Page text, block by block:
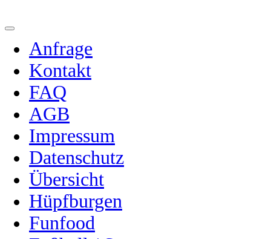
Anfrage
Kontakt
FAQ
AGB
Impressum
Datenschutz
Übersicht
Hüpfburgen
Funfood